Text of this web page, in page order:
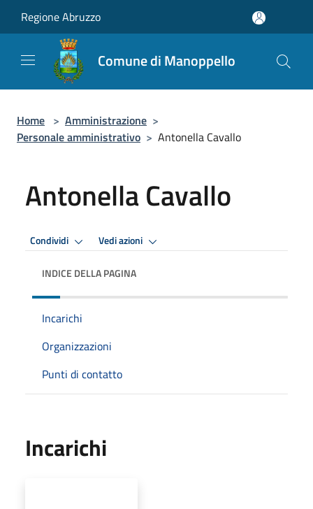
Regione Abruzzo
Comune di Manoppello
Home > Amministrazione >
Personale amministrativo > Antonella Cavallo
Antonella Cavallo
Condividi Vedi azioni
INDICE DELLA PAGINA
Incarichi
Organizzazioni
Punti di contatto
Incarichi